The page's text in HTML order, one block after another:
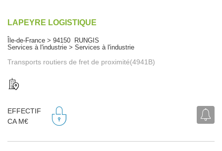
LAPEYRE LOGISTIQUE
Île-de-France > 94150 RUNGIS
Services à l'industrie > Services à l'industrie
Transports routiers de fret de proximité(4941B)
EFFECTIF
CA M€